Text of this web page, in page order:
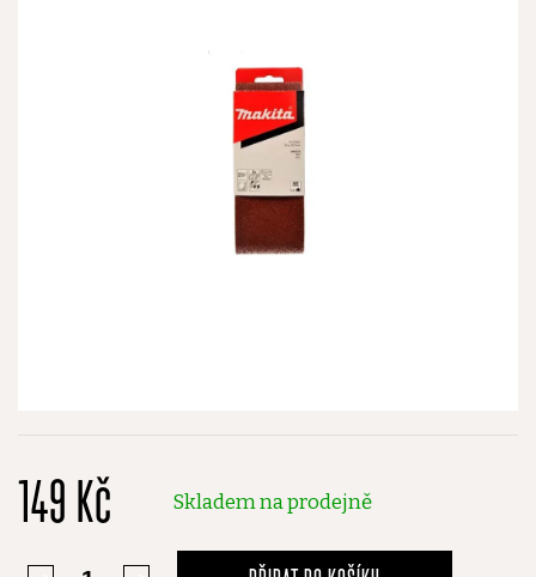
149 Kč Skladem na prodejně